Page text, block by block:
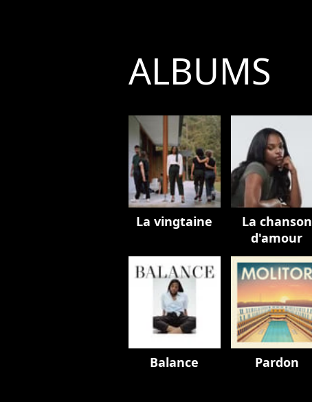
ALBUMS
La vingtaine
La chanson
d'amour
Balance Pardon